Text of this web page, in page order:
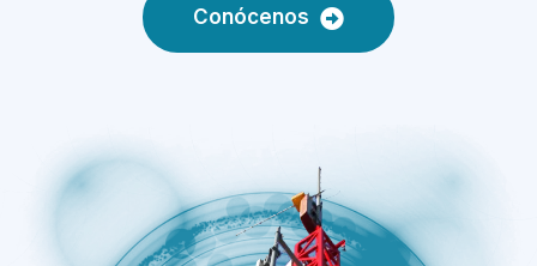
Conócenos